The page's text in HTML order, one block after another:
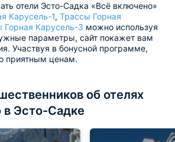
отели Эсто-Садка «Всё включено»
Карусель-1, Трассы Горная
Горная Карусель-3 можно используя
параметры, сайт покажет вам
Участвуя в бонусной программе,
приятным ценам.
об отелях
в Эсто-Садке